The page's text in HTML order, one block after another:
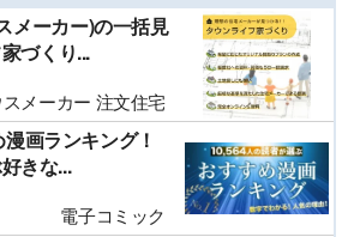
メーカー)の一括見
づくり...
メーカー 注文住宅
画ランキング！
きな...
電子コミック